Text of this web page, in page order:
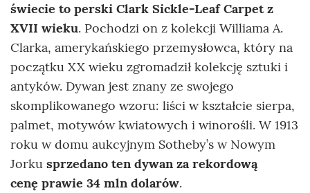
świecie to perski Clark Sickle-Leaf Carpet z
XVII wieku. Pochodzi on z kolekcji Williama A.
Clarka, amerykańskiego przemysłowca, który na
początku XX wieku zgromadził kolekcję sztuki i
antyków. Dywan jest znany ze swojego
skomplikowanego wzoru: liści w kształcie sierpa,
palmet, motywów kwiatowych i winorośli. W 1913
roku w domu aukcyjnym Sotheby’s w Nowym
Jorku sprzedano ten dywan za rekordową
cenę prawie 34 mln dolarów.